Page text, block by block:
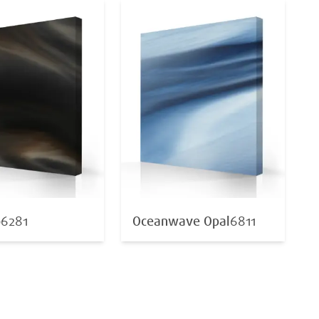
6281 Oceanwave Opal 6811